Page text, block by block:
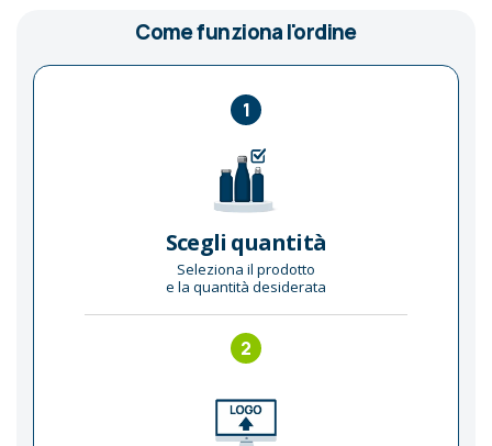
Come funziona l'ordine
1
Scegli quantità
Seleziona il prodotto
e la quantità desiderata
2